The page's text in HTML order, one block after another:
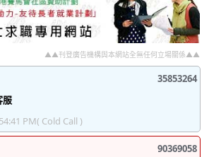
▲▲刊登廣告機構與本網站全無任何立場關係▲▲
35853264
服
PM( Cold Call )
90369058